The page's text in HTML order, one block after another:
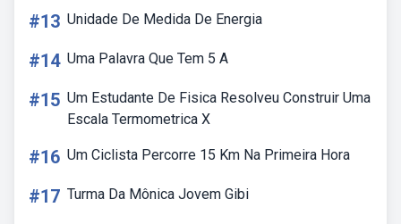
#13 Unidade De Medida De Energia
#14 Uma Palavra Que Tem 5 A
#15 Um Estudante De Fisica Resolveu Construir Uma
Escala Termometrica X
#16 Um Ciclista Percorre 15 Km Na Primeira Hora
#17 Turma Da Mônica Jovem Gibi